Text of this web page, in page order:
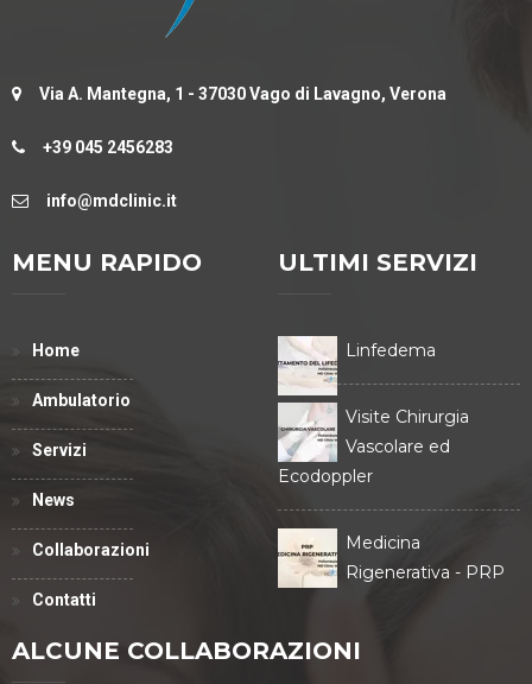
Via A. Mantegna, 1 - 37030 Vago di Lavagno, Verona
+39 045 2456283
info@mdclinic.it
MENU RAPIDO
Home
Ambulatorio
Servizi
News
Collaborazioni
Contatti
ULTIMI SERVIZI
Linfedema
Visite Chirurgia
Vascolare ed
Ecodoppler
Medicina
Rigenerativa - PRP
ALCUNE COLLABORAZIONI